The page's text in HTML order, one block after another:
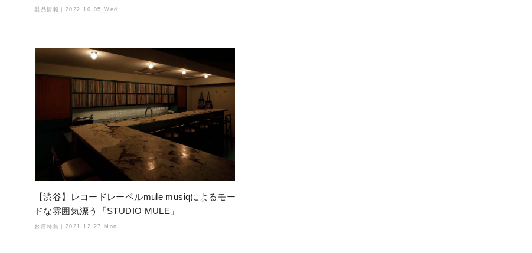
製品情報｜ 2022.10.05 Wed
【渋谷】レコードレーベルmule musiqによるモー
ドな雰囲気漂う「STUDIO MULE」
お店特集｜ 2021.12.27 Mon